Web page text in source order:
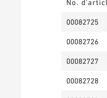
No.
00082725
00082726
00082727
00082728